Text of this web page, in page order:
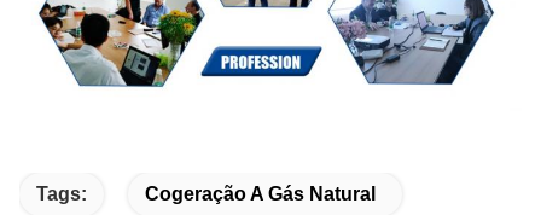
Tags: Cogeração A Gás Natural